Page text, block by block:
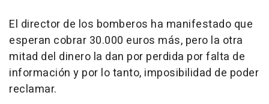
El director de los bomberos ha manifestado que
esperan cobrar 30.000 euros más, pero la otra
mitad del dinero la dan por perdida por falta de
información y por lo tanto, imposibilidad de poder
reclamar.